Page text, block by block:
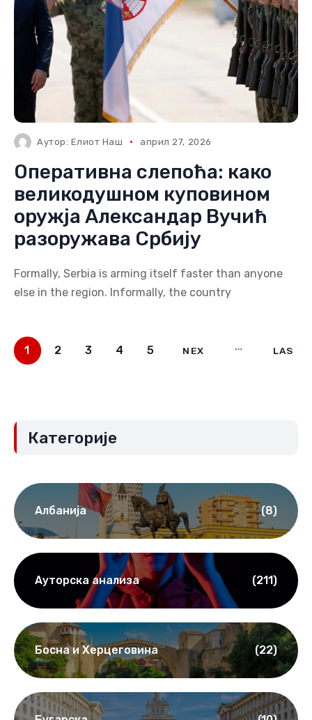
Аутор: Елиот Наш април 27, 2026
Оперативна слепоћа: како
великодушном куповином
оружја Александар Вучић
разоружава Србију
Formally, Serbia is arming itself faster than anyone
else in the region. Informally, the country
1 2 3 4 5 NEX LAS
Категорије
Албанија (8)
Ауторска анализа (211)
Босна и Херцеговина (22)